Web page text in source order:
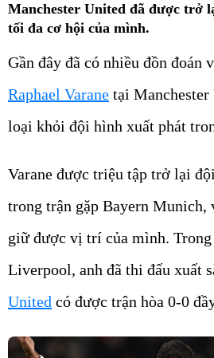
Manchester United đã được trở
tối đa cơ hội của mình.
Gần đây đã có nhiều đồn đoán
Raphael Varane tại
loại khỏi đội hình xuất phát
Varane được triệu tập trở lại
trong trận gặp Bayern Munich,
giữ được vị trí của mình.
Liverpool, anh đã thi đấu xuất
United có được trận hòa 0-0